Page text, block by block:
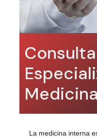
Consulta
La medicina interna